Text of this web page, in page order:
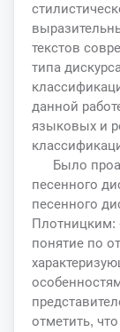
текстов
типа
данной
языковых и
Было
песенного
песенного
Плотницким:
понятие по
отметить,